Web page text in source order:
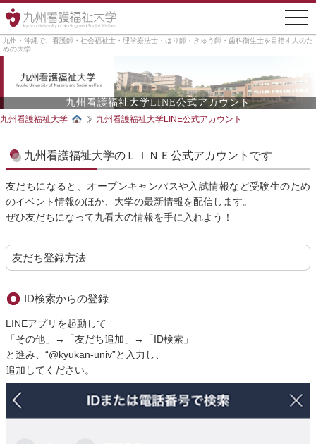
九州・沖縄で、看護師・社会福祉士・理学療法士・はり師・きゅう師・歯科衛生士を目指す人のた
めの大学
九州看護福祉大学LINE公式アカウント
九州看護福祉大学 九州看護福祉大学LINE公式アカウント
九州看護福祉大学のＬＩＮＥ公式アカウントです
友だちになると、オープンキャンパスや入試情報など受験生のため
のイベント情報のほか、大学の最新情報を配信します。
ぜひ友だちになって九看大の情報を手に入れよう！
友だち登録方法
ID検索からの登録
LINEアプリを起動して
「その他」→「友だち追加」→「ID検索」
と進み、“@kyukan-univ”と入力し、
追加してください。